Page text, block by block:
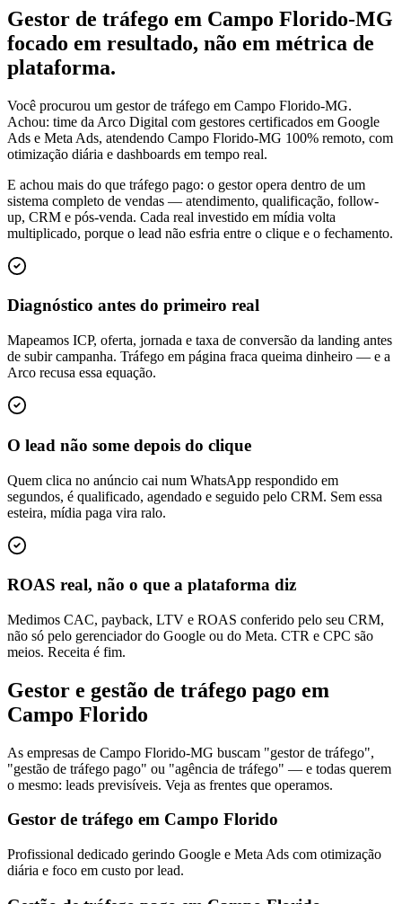
Gestor de tráfego em Campo Florido-MG
focado em resultado, não em métrica de
plataforma.
Você procurou um gestor de tráfego em Campo Florido-MG.
Achou: time da Arco Digital com gestores certificados em Google
Ads e Meta Ads, atendendo Campo Florido-MG 100% remoto, com
otimização diária e dashboards em tempo real.
E achou mais do que tráfego pago: o gestor opera dentro de um
sistema completo de vendas — atendimento, qualificação, follow-
up, CRM e pós-venda. Cada real investido em mídia volta
multiplicado, porque o lead não esfria entre o clique e o fechamento.
Diagnóstico antes do primeiro real
Mapeamos ICP, oferta, jornada e taxa de conversão da landing antes
de subir campanha. Tráfego em página fraca queima dinheiro — e a
Arco recusa essa equação.
O lead não some depois do clique
Quem clica no anúncio cai num WhatsApp respondido em
segundos, é qualificado, agendado e seguido pelo CRM. Sem essa
esteira, mídia paga vira ralo.
ROAS real, não o que a plataforma diz
Medimos CAC, payback, LTV e ROAS conferido pelo seu CRM,
não só pelo gerenciador do Google ou do Meta. CTR e CPC são
meios. Receita é fim.
Gestor e gestão de tráfego pago em
Campo Florido
As empresas de Campo Florido-MG buscam "gestor de tráfego",
"gestão de tráfego pago" ou "agência de tráfego" — e todas querem
o mesmo: leads previsíveis. Veja as frentes que operamos.
Gestor de tráfego em Campo Florido
Profissional dedicado gerindo Google e Meta Ads com otimização
diária e foco em custo por lead.